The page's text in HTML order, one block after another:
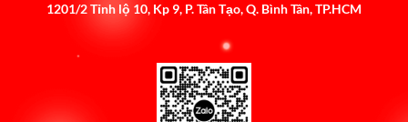
1201/2 Tỉnh lộ 10, Kp 9, P. Tân Tạo, Q. Bình Tân, TP.HCM